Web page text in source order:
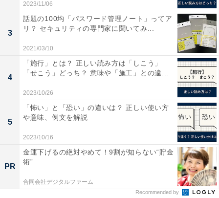
転職フェアならではの雰囲気や気軽さをメリット
に挙げる人も
2023/11/06
3
話題の100均「パスワード管理ノート」ってア
リ？ セキュリティの専門家に聞いてみ...
2021/03/10
4
「施行」とは？ 正しい読み方は「しこう」
「せこう」どっち？ 意味や「施工」との違...
2023/10/26
5
「怖い」と「恐い」の違いは？ 正しい使い方
や意味、例文を解説
2023/10/16
PR
金運下げるの絶対やめて！9割が知らない“貯金
術”
合同会社デジタルファーム
Recommended by